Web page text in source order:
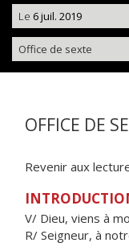
Le 6 juil. 2019
Office de sexte
OFFICE DE
Revenir aux
V/ Dieu, viens à
R/ Seigneur, à